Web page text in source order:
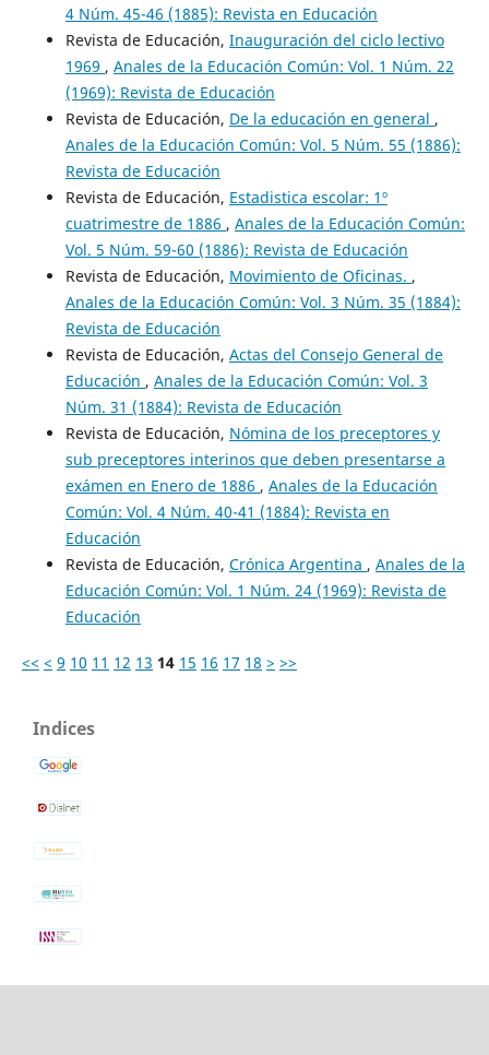
4 Núm. 45-46 (1885): Revista en Educación
Revista de Educación, Inauguración del ciclo lectivo
1969 , Anales de la Educación Común: Vol. 1 Núm. 22
(1969): Revista de Educación
Revista de Educación, De la educación en general ,
Anales de la Educación Común: Vol. 5 Núm. 55 (1886):
Revista de Educación
Revista de Educación, Estadistica escolar: 1º
cuatrimestre de 1886 , Anales de la Educación Común:
Vol. 5 Núm. 59-60 (1886): Revista de Educación
Revista de Educación, Movimiento de Oficinas. ,
Anales de la Educación Común: Vol. 3 Núm. 35 (1884):
Revista de Educación
Revista de Educación, Actas del Consejo General de
Educación , Anales de la Educación Común: Vol. 3
Núm. 31 (1884): Revista de Educación
Revista de Educación, Nómina de los preceptores y
sub preceptores interinos que deben presentarse a
exámen en Enero de 1886 , Anales de la Educación
Común: Vol. 4 Núm. 40-41 (1884): Revista en
Educación
Revista de Educación, Crónica Argentina , Anales de la
Educación Común: Vol. 1 Núm. 24 (1969): Revista de
Educación
<< < 9 10 11 12 13 14 15 16 17 18 > >>
Indices